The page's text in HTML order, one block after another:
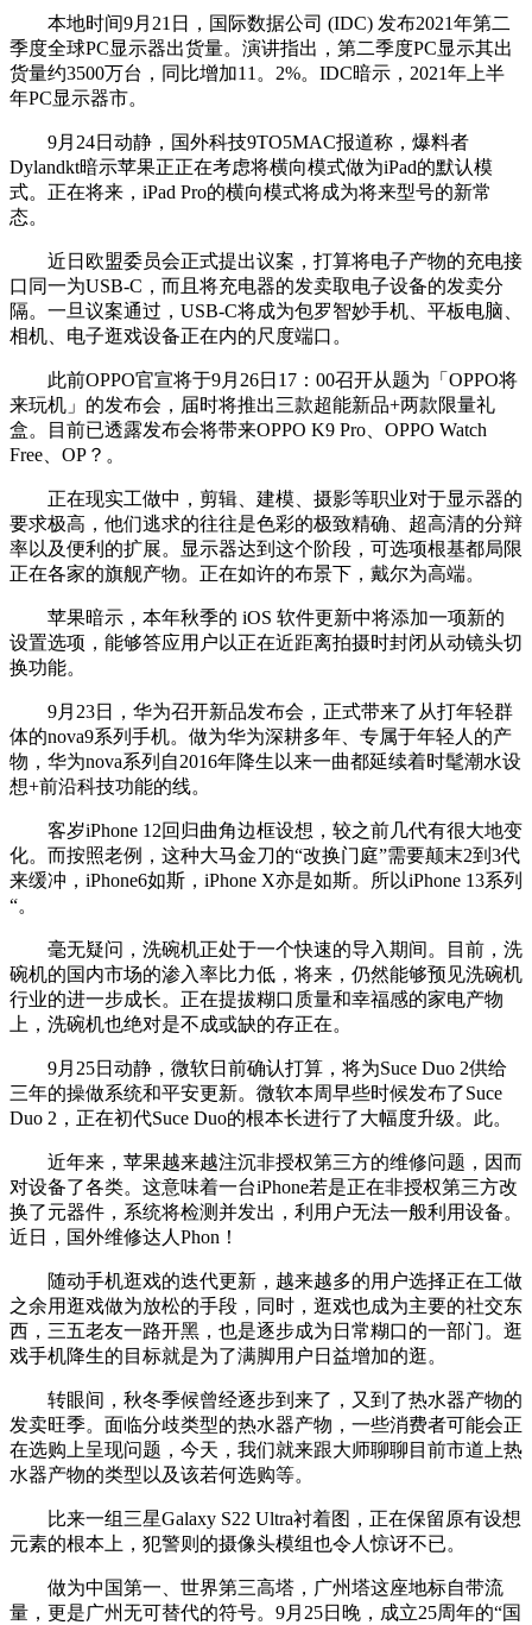
本地时间9月21日，国际数据公司 (IDC) 发布2021年第二
季度全球PC显示器出货量。演讲指出，第二季度PC显示其出
货量约3500万台，同比增加11。2%。IDC暗示，2021年上半
年PC显示器市。
9月24日动静，国外科技9TO5MAC报道称，爆料者
Dylandkt暗示苹果正正在考虑将横向模式做为iPad的默认模
式。正在将来，iPad Pro的横向模式将成为将来型号的新常
态。
近日欧盟委员会正式提出议案，打算将电子产物的充电接
口同一为USB-C，而且将充电器的发卖取电子设备的发卖分
隔。一旦议案通过，USB-C将成为包罗智妙手机、平板电脑、
相机、电子逛戏设备正在内的尺度端口。
此前OPPO官宣将于9月26日17：00召开从题为「OPPO将
来玩机」的发布会，届时将推出三款超能新品+两款限量礼
盒。目前已透露发布会将带来OPPO K9 Pro、OPPO Watch
Free、OP？。
正在现实工做中，剪辑、建模、摄影等职业对于显示器的
要求极高，他们逃求的往往是色彩的极致精确、超高清的分辩
率以及便利的扩展。显示器达到这个阶段，可选项根基都局限
正在各家的旗舰产物。正在如许的布景下，戴尔为高端。
苹果暗示，本年秋季的 iOS 软件更新中将添加一项新的
设置选项，能够答应用户以正在近距离拍摄时封闭从动镜头切
换功能。
9月23日，华为召开新品发布会，正式带来了从打年轻群
体的nova9系列手机。做为华为深耕多年、专属于年轻人的产
物，华为nova系列自2016年降生以来一曲都延续着时髦潮水设
想+前沿科技功能的线。
客岁iPhone 12回归曲角边框设想，较之前几代有很大地变
化。而按照老例，这种大马金刀的“改换门庭”需要颠末2到3代
来缓冲，iPhone6如斯，iPhone X亦是如斯。所以iPhone 13系列
“。
毫无疑问，洗碗机正处于一个快速的导入期间。目前，洗
碗机的国内市场的渗入率比力低，将来，仍然能够预见洗碗机
行业的进一步成长。正在提拔糊口质量和幸福感的家电产物
上，洗碗机也绝对是不成或缺的存正在。
9月25日动静，微软日前确认打算，将为Suce Duo 2供给
三年的操做系统和平安更新。微软本周早些时候发布了Suce
Duo 2，正在初代Suce Duo的根本长进行了大幅度升级。此。
近年来，苹果越来越注沉非授权第三方的维修问题，因而
对设备了各类。这意味着一台iPhone若是正在非授权第三方改
换了元器件，系统将检测并发出，利用户无法一般利用设备。
近日，国外维修达人Phon！
随动手机逛戏的迭代更新，越来越多的用户选择正在工做
之余用逛戏做为放松的手段，同时，逛戏也成为主要的社交东
西，三五老友一路开黑，也是逐步成为日常糊口的一部门。逛
戏手机降生的目标就是为了满脚用户日益增加的逛。
转眼间，秋冬季候曾经逐步到来了，又到了热水器产物的
发卖旺季。面临分歧类型的热水器产物，一些消费者可能会正
在选购上呈现问题，今天，我们就来跟大师聊聊目前市道上热
水器产物的类型以及该若何选购等。
比来一组三星Galaxy S22 Ultra衬着图，正在保留原有设想
元素的根本上，犯警则的摄像头模组也令人惊讶不已。
做为中国第一、世界第三高塔，广州塔这座地标自带流
量，更是广州无可替代的符号。9月25日晚，成立25周年的“国